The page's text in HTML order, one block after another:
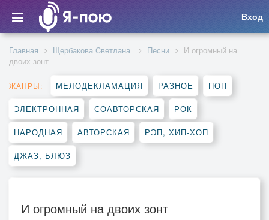
Вход
Главная Щербакова Cветлана Песни
И огромный на
двоих зонт
ЖАНРЫ: МЕЛОДЕКЛАМАЦИЯ РАЗНОЕ ПОП
ЭЛЕКТРОННАЯ СОАВТОРСКАЯ РОК
НАРОДНАЯ АВТОРСКАЯ РЭП, ХИП-ХОП
ДЖАЗ, БЛЮЗ
И огромный на двоих зонт